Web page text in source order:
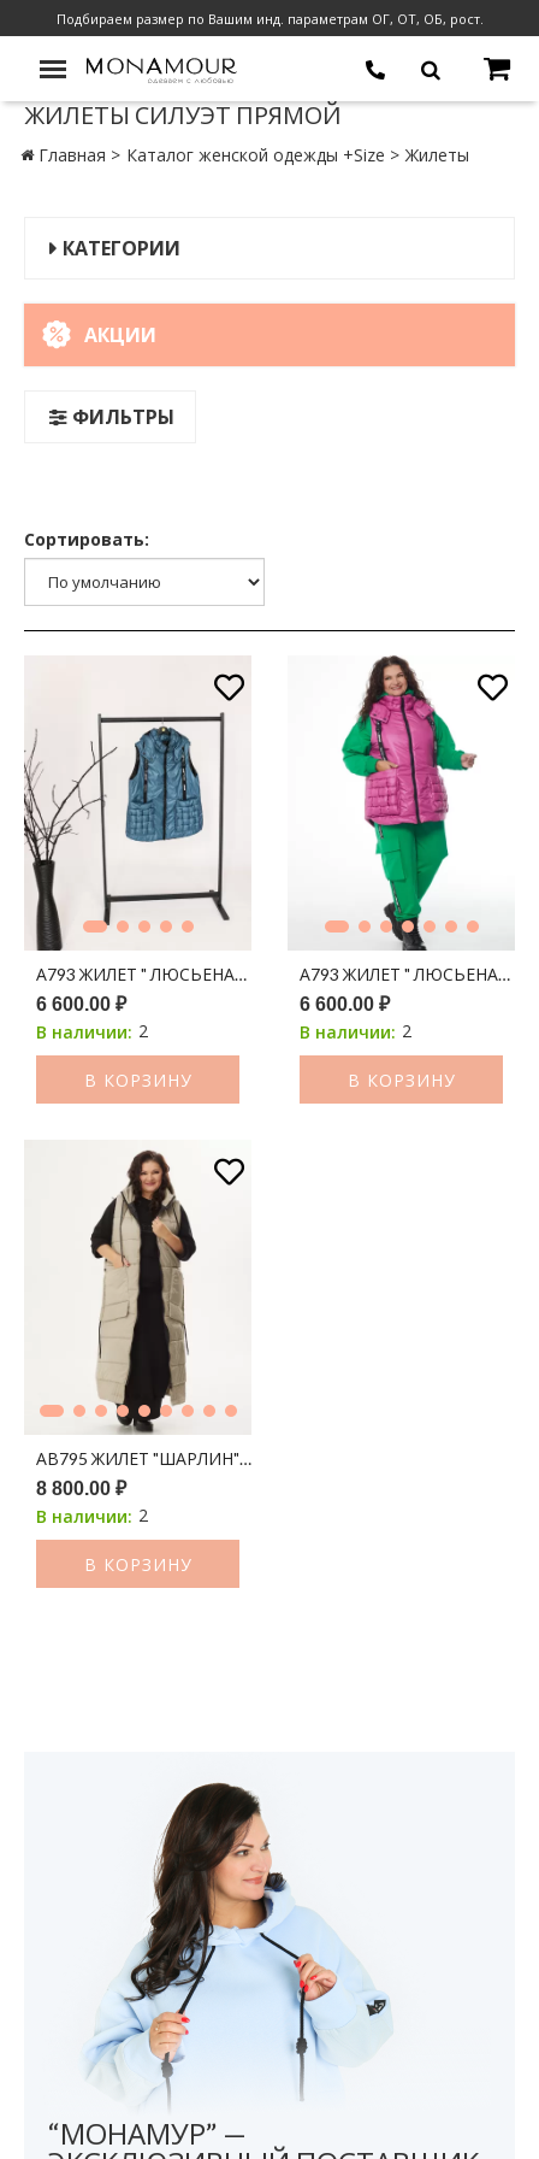
Подбираем размер по Вашим инд. параметрам ОГ, ОТ, ОБ, рост.
ЖИЛЕТЫ СИЛУЭТ ПРЯМОЙ
Главная Каталог женской одежды +Size Жилеты
КАТЕГОРИИ
АКЦИИ
ФИЛЬТРЫ
Сортировать:
А793 ЖИЛЕТ " ЛЮСЬЕНА" СИНЕ-ЗЕЛЕНЫЙ 150С
6 600.00 ₽
В наличии: 2
В КОРЗИНУ
А793 ЖИЛЕТ " ЛЮСЬЕНА"
6 600.00 ₽
В наличии: 2
В КОРЗИНУ
АВ795 ЖИЛЕТ "ШАРЛИН" ОЛИВА
8 800.00 ₽
В наличии: 2
В КОРЗИНУ
“МОНАМУР” —